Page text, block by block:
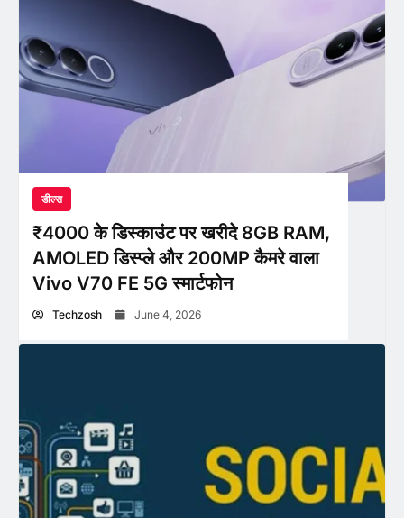
डील्स
₹4000 के डिस्काउंट पर खरीदे 8GB RAM,
AMOLED डिस्प्ले और 200MP कैमरे वाला
Vivo V70 FE 5G स्मार्टफोन
Techzosh June 4, 2026